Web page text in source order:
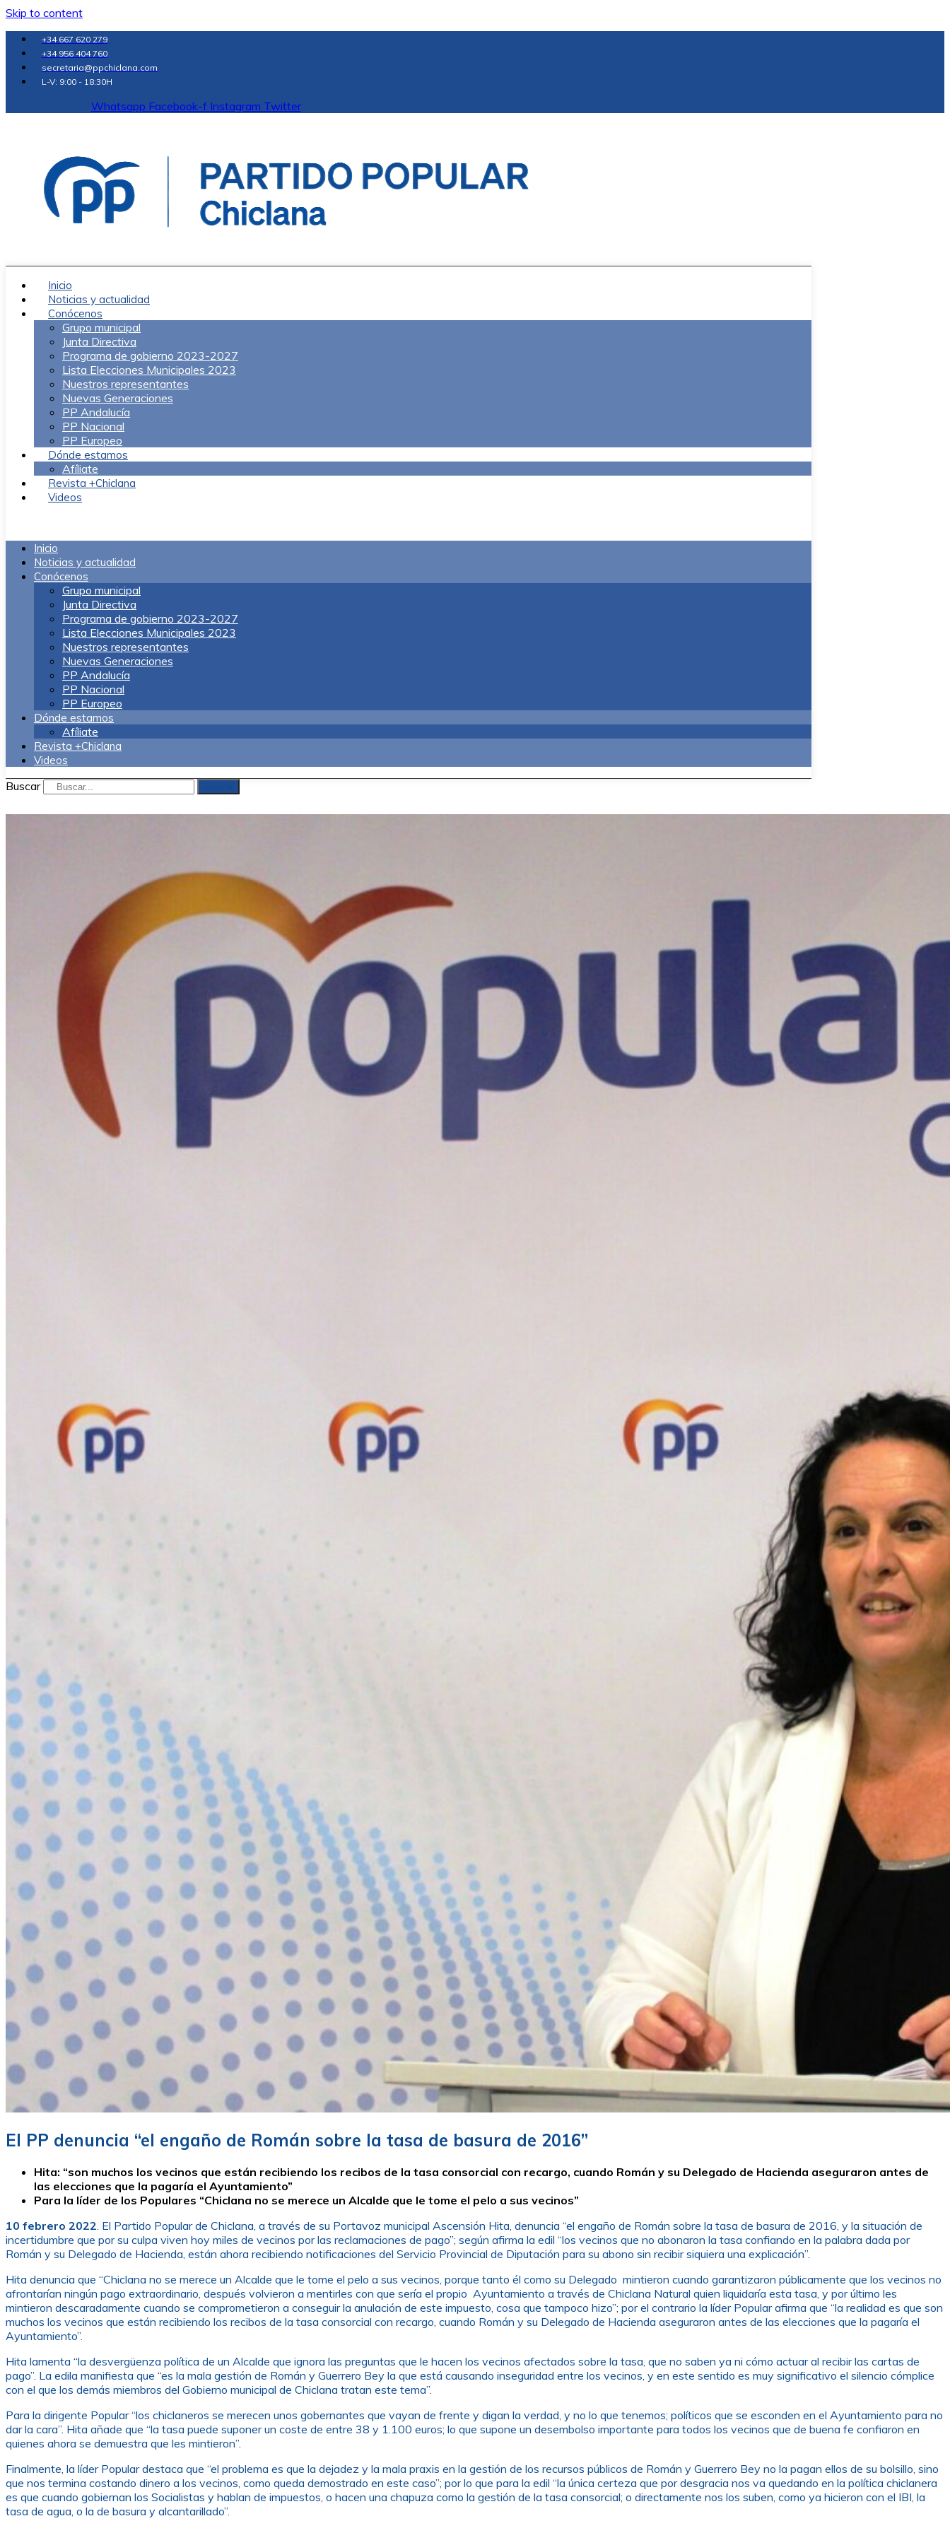
Skip to content
+34 667 620 279
+34 956 404 760
secretaria@ppchiclana.com
L-V: 9:00 - 18:30H
Whatsapp Facebook-f Instagram Twitter
Inicio
Noticias y actualidad
Conócenos
Grupo municipal
Junta Directiva
Programa de gobierno 2023-2027
Lista Elecciones Municipales 2023
Nuestros representantes
Nuevas Generaciones
PP Andalucía
PP Nacional
PP Europeo
Dónde estamos
Afíliate
Revista +Chiclana
Videos
Inicio
Noticias y actualidad
Conócenos
Grupo municipal
Junta Directiva
Programa de gobierno 2023-2027
Lista Elecciones Municipales 2023
Nuestros representantes
Nuevas Generaciones
PP Andalucía
PP Nacional
PP Europeo
Dónde estamos
Afíliate
Revista +Chiclana
Videos
Buscar
El PP denuncia “el engaño de Román sobre la tasa de basura de 2016”
Hita: “son muchos los vecinos que están recibiendo los recibos de la tasa consorcial con recargo, cuando Román y su Delegado de Hacienda aseguraron antes de
las elecciones que la pagaría el Ayuntamiento”
Para la líder de los Populares “Chiclana no se merece un Alcalde que le tome el pelo a sus vecinos”
10 febrero 2022 . El Partido Popular de Chiclana, a través de su Portavoz municipal Ascensión Hita, denuncia “el engaño de Román sobre la tasa de basura de 2016, y la situación de
incertidumbre que por su culpa viven hoy miles de vecinos por las reclamaciones de pago”; según afirma la edil “los vecinos que no abonaron la tasa confiando en la palabra dada por
Román y su Delegado de Hacienda, están ahora recibiendo notificaciones del Servicio Provincial de Diputación para su abono sin recibir siquiera una explicación”.
Hita denuncia que “Chiclana no se merece un Alcalde que le tome el pelo a sus vecinos, porque tanto él como su Delegado mintieron cuando garantizaron públicamente que los vecinos no
afrontarían ningún pago extraordinario, después volvieron a mentirles con que sería el propio Ayuntamiento a través de Chiclana Natural quien liquidaría esta tasa, y por último les
mintieron descaradamente cuando se comprometieron a conseguir la anulación de este impuesto, cosa que tampoco hizo”; por el contrario la líder Popular afirma que “la realidad es que son
muchos los vecinos que están recibiendo los recibos de la tasa consorcial con recargo, cuando Román y su Delegado de Hacienda aseguraron antes de las elecciones que la pagaría el
Ayuntamiento”.
Hita lamenta “la desvergüenza política de un Alcalde que ignora las preguntas que le hacen los vecinos afectados sobre la tasa, que no saben ya ni cómo actuar al recibir las cartas de
pago”. La edila manifiesta que “es la mala gestión de Román y Guerrero Bey la que está causando inseguridad entre los vecinos, y en este sentido es muy significativo el silencio cómplice
con el que los demás miembros del Gobierno municipal de Chiclana tratan este tema”.
Para la dirigente Popular “los chiclaneros se merecen unos gobernantes que vayan de frente y digan la verdad, y no lo que tenemos; políticos que se esconden en el Ayuntamiento para no
dar la cara”. Hita añade que “la tasa puede suponer un coste de entre 38 y 1.100 euros; lo que supone un desembolso importante para todos los vecinos que de buena fe confiaron en
quienes ahora se demuestra que les mintieron”.
Finalmente, la líder Popular destaca que “el problema es que la dejadez y la mala praxis en la gestión de los recursos públicos de Román y Guerrero Bey no la pagan ellos de su bolsillo, sino
que nos termina costando dinero a los vecinos, como queda demostrado en este caso”; por lo que para la edil “la única certeza que por desgracia nos va quedando en la política chiclanera
es que cuando gobiernan los Socialistas y hablan de impuestos, o hacen una chapuza como la gestión de la tasa consorcial; o directamente nos los suben, como ya hicieron con el IBI, la
tasa de agua, o la de basura y alcantarillado”.